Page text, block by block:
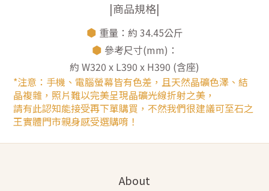
|商品規格|
⬢ 重量：約 34.45公斤
⬢ 參考尺寸(mm)：
約 W320 x L390 x H390 (含座)
*注意：手機、電腦螢幕皆有色差，且天然晶礦色澤、結
晶複雜，照片難以完美呈現晶礦光線折射之美，
請有此認知能接受再下單購買，不然我們很建議可至石之
王實體門市親身感受選購唷！
About